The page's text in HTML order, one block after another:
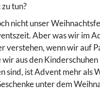
tun?
nicht unser
Aber was wir im
verstehen, wenn wir auf
wir aus den Kinderschuhen
sind, ist Advent mehr als
unter dem